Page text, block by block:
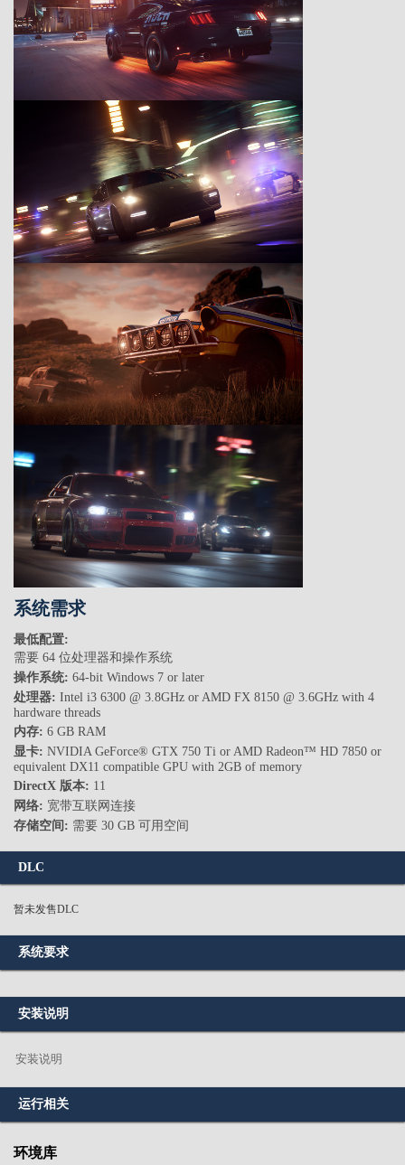
系统需求
最低配置:
需要 64 位处理器和操作系统
操作系统: 64-bit Windows 7 or later
处理器: Intel i3 6300 @ 3.8GHz or AMD FX 8150 @ 3.6GHz with 4
hardware threads
内存: 6 GB RAM
显卡: NVIDIA GeForce® GTX 750 Ti or AMD Radeon™ HD 7850 or
equivalent DX11 compatible GPU with 2GB of memory
DirectX 版本: 11
网络: 宽带互联网连接
存储空间: 需要 30 GB 可用空间
DLC
暂未发售DLC
系统要求
安装说明
安装说明
运行相关
环境库